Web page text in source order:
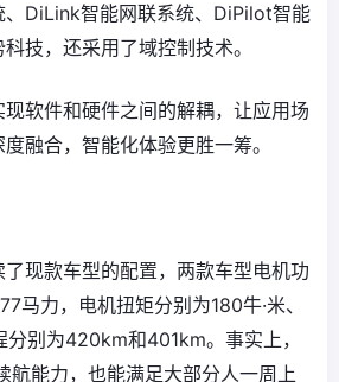
、DiLink智能网联系统、DiPilot智能
技，还采用了域控制技术。
软件和硬件之间的解耦，让应用场
融合，智能化体验更胜一筹。
现款车型的配置，两款车型电机功
马力，电机扭矩分别为180牛·米、
分别为420km和401km。事实上，
能力，也能满足大部分人一周上